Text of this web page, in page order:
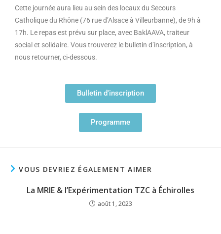
Cette journée aura lieu au sein des locaux du Secours
Catholique du Rhône (76 rue d’Alsace à Villeurbanne), de 9h à
17h. Le repas est prévu sur place, avec BaklAAVA, traiteur
social et solidaire. Vous trouverez le bulletin d’inscription, à
nous retourner, ci-dessous.
Bulletin d'inscription
Programme
VOUS DEVRIEZ ÉGALEMENT AIMER
La MRIE & l’Expérimentation TZC à Échirolles
août 1, 2023